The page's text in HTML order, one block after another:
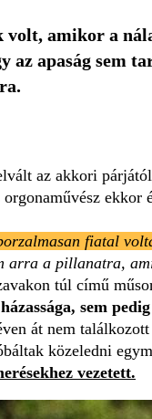
volt, amikor a
az apaság
az akkori
orgonaművész ekkor
fiatal
arra a pillanatra,
túl című
sem
át nem
közeledni
vezetett.